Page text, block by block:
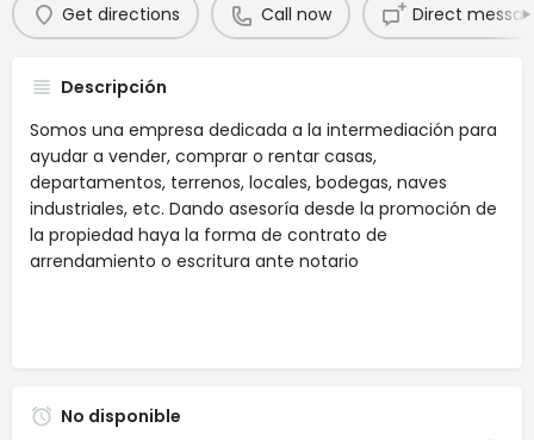
Get directions Call now Direct
Descripción
Somos una empresa dedicada a la intermediación para
ayudar a vender, comprar o rentar casas,
departamentos, terrenos, locales, bodegas, naves
industriales, etc. Dando asesoría desde la promoción de
la propiedad haya la forma de contrato de
arrendamiento o escritura ante notario
No disponible